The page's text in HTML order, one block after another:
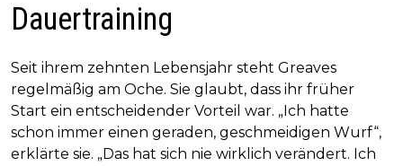
Dauertraining
Seit ihrem zehnten Lebensjahr steht Greaves
regelmäßig am Oche. Sie glaubt, dass ihr früher
Start ein entscheidender Vorteil war. „Ich hatte
schon immer einen geraden, geschmeidigen Wurf“,
erklärte sie. „Das hat sich nie wirklich verändert. Ich